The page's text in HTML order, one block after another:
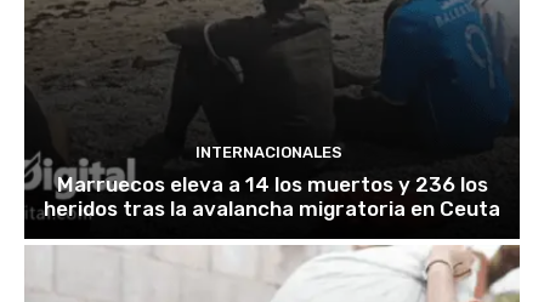
INTERNACIONALES
Marruecos eleva a 14 los muertos y 236 los
heridos tras la avalancha migratoria en Ceuta